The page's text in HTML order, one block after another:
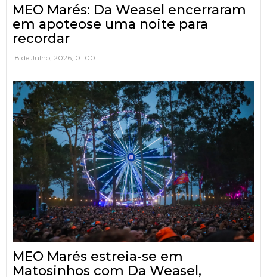
MEO Marés: Da Weasel encerraram
em apoteose uma noite para
recordar
18 de Julho, 2026, 01:00
MEO Marés estreia-se em
Matosinhos com Da Weasel,